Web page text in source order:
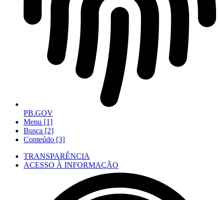
PB.GOV
Menu [1]
Busca [2]
Conteúdo [3]
TRANSPARÊNCIA
ACESSO À INFORMAÇÃO